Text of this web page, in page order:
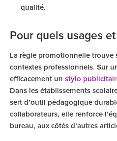
qualité.
Pour quels usages
La règle promotionnelle trouve
contextes professionnels. Sur
efficacement un stylo
Dans les établissements
sert d’outil pédagogique
collaborateurs, elle renforce
bureau, aux côtés d’autres